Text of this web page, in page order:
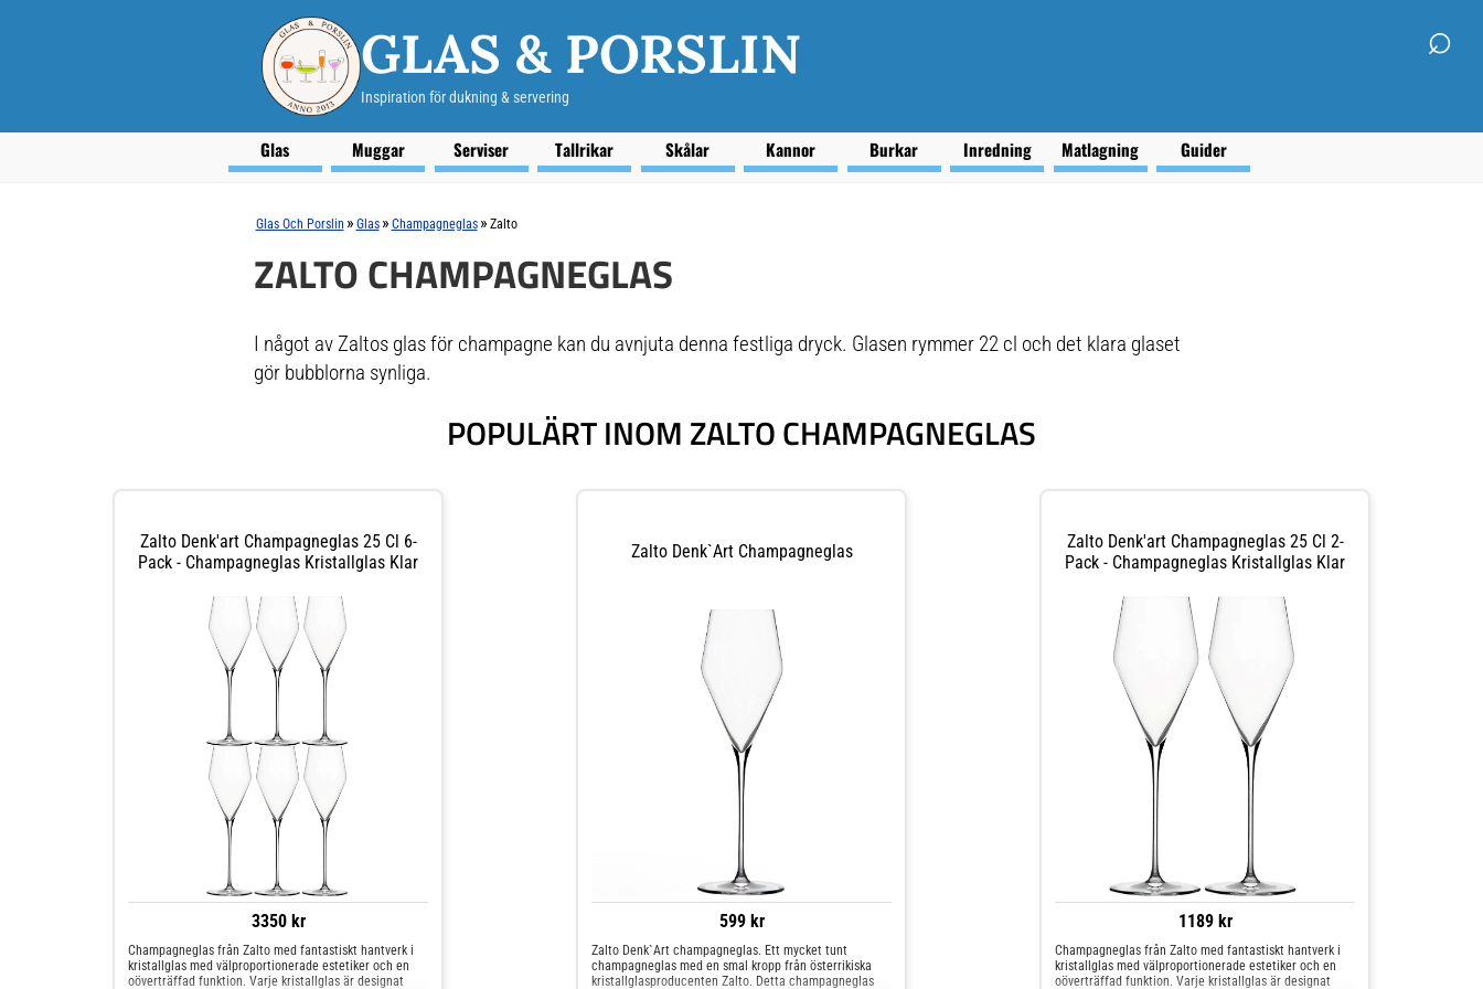
GLAS & PORSLIN
Inspiration för dukning & servering
⌕
Glas Muggar Serviser Tallrikar Skålar Kannor Burkar Inredning Matlagning Guider
Glas Och Porslin » Glas » Champagneglas » Zalto
ZALTO CHAMPAGNEGLAS
I något av Zaltos glas för champagne kan du avnjuta denna festliga dryck. Glasen rymmer 22 cl och det klara glaset
gör bubblorna synliga.
POPULÄRT INOM ZALTO CHAMPAGNEGLAS
Zalto Denk'art Champagneglas 25 Cl 6-
Pack - Champagneglas Kristallglas Klar
3350 kr
Champagneglas från Zalto med fantastiskt hantverk i
kristallglas med välproportionerade estetiker och en
oöverträffad funktion. Varje kristallglas är designat
Zalto Denk`Art Champagneglas
599 kr
Zalto Denk`Art champagneglas. Ett mycket tunt
champagneglas med en smal kropp från österrikiska
kristallglasproducenten Zalto. Detta champagneglas
Zalto Denk'art Champagneglas 25 Cl 2-
Pack - Champagneglas Kristallglas Klar
1189 kr
Champagneglas från Zalto med fantastiskt hantverk i
kristallglas med välproportionerade estetiker och en
oöverträffad funktion. Varje kristallglas är designat